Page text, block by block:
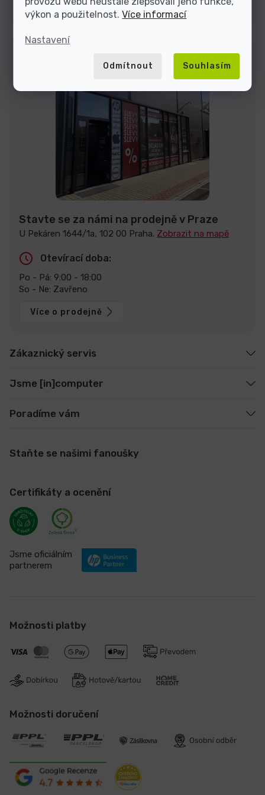
výkon a použitelnost.Více informací
Nastavení
Odmítnout Souhlasím
Stavte se za námi na prodejně v Praze
U Pekáren 1644/1a, 102 00 Praha. Zobrazit na mapě
Otevírací doba:
Po - Pá: 9:00 - 18:00
So - Ne: Zavřeno
Více o prodejně
Zákaznický servis
Jsme [in]computer
Poradíme vám
Staňte se našimi fanoušky
Certifikáty a ocenění
Jsme oficiálním
partnerem
Možnosti platby
Možnosti doručení